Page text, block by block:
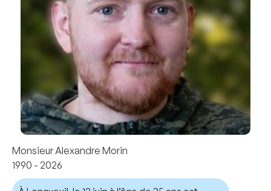
Monsieur Alexandre Morin
1990 - 2026